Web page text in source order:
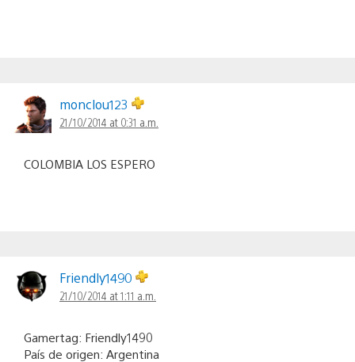
monclou123
21/10/2014 at 0:31 a.m.
COLOMBIA LOS ESPERO
Friendly1490
21/10/2014 at 1:11 a.m.
Gamertag: Friendly1490
País de origen: Argentina